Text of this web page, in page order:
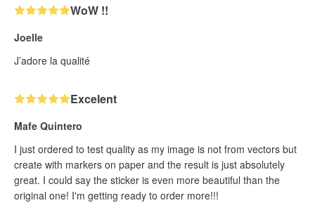
WoW !!
Joelle
J’adore la qualité
Excelent
Mafe Quintero
I just ordered to test quality as my image is not from vectors but
create with markers on paper and the result is just absolutely
great. I could say the sticker is even more beautiful than the
original one! I'm getting ready to order more!!!